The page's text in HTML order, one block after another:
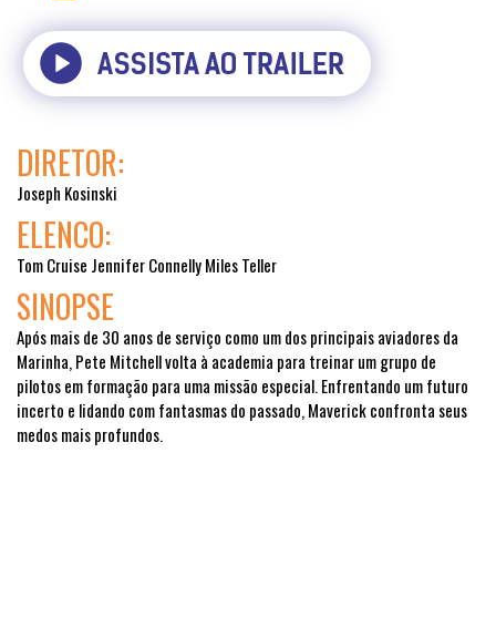
DIRETOR:
Joseph Kosinski
ELENCO:
Tom Cruise Jennifer Connelly Miles Teller
SINOPSE
Após mais de 30 anos de serviço como um dos principais aviadores da
Marinha, Pete Mitchell volta à academia para treinar um grupo de
pilotos em formação para uma missão especial. Enfrentando um futuro
incerto e lidando com fantasmas do passado, Maverick confronta seus
medos mais profundos.